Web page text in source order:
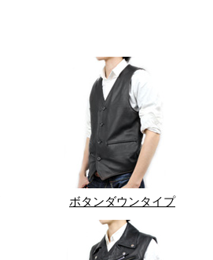
ボタンダウンタイプ